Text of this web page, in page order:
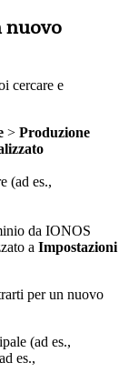
nuovo
cercare e
> Produzione
(ad es.,
da IONOS
a Impostazioni
per un nuovo
(ad es.,
es.,